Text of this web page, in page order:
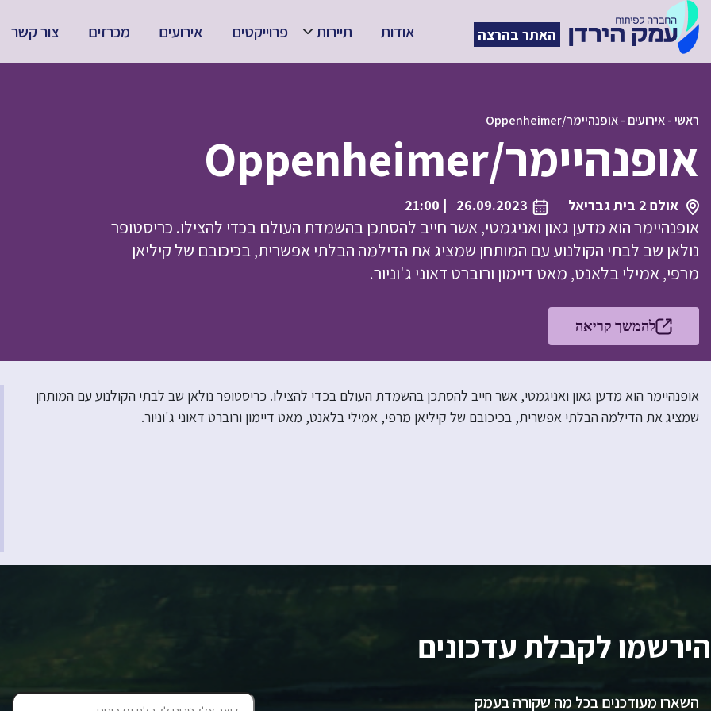
האתר בהרצה אודות תיירות פרוייקטים אירועים מכרזים צור קשר
ראשי-אירועים -אופנהיימר/Oppenheimer
אופנהיימר/Oppenheimer
אולם 2 בית גבריאל 26.09.2023
| 21:00
אופנהיימר הוא מדען גאון ואניגמטי, אשר חייב להסתכן בהשמדת העולם בכדי להצילו. כריסטופר
נולאן שב לבתי הקולנוע עם המותחן שמציג את הדילמה הבלתי אפשרית, בכיכובם של קיליאן
מרפי, אמילי בלאנט, מאט דיימון ורוברט דאוני ג'וניור.
להמשך קריאה
אופנהיימר הוא מדען גאון ואניגמטי, אשר חייב להסתכן בהשמדת העולם בכדי להצילו. כריסטופר נולאן שב לבתי הקולנוע עם המותחן
שמציג את הדילמה הבלתי אפשרית, בכיכובם של קיליאן מרפי, אמילי בלאנט, מאט דיימון ורוברט דאוני ג'וניור.
הירשמו לקבלת עדכונים
השארו מעודכנים בכל מה שקורה בעמק